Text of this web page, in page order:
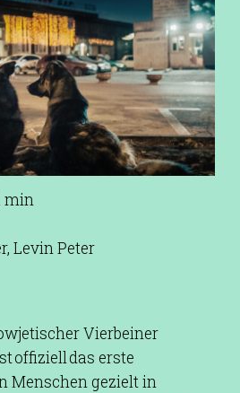
min
Levin Peter
Vierbeiner
offiziell das erste
Menschen gezielt in